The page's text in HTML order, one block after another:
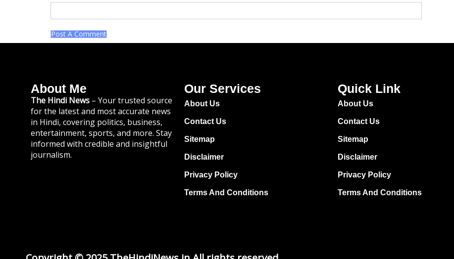
About Me
The Hindi News – Your trusted source
for the latest and most accurate news
in Hindi, covering politics, business,
entertainment, sports, and more. Stay
informed with credible and insightful
journalism.
Our Services
About Us
Contact Us
Sitemap
Disclaimer
Privacy Policy
Terms And Conditions
Quick Link
About Us
Contact Us
Sitemap
Disclaimer
Privacy Policy
Terms And Conditions